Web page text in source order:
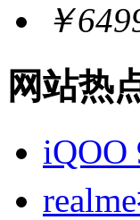
￥
网站热
iQOO